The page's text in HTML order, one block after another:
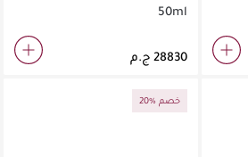
50ml
20% خصم